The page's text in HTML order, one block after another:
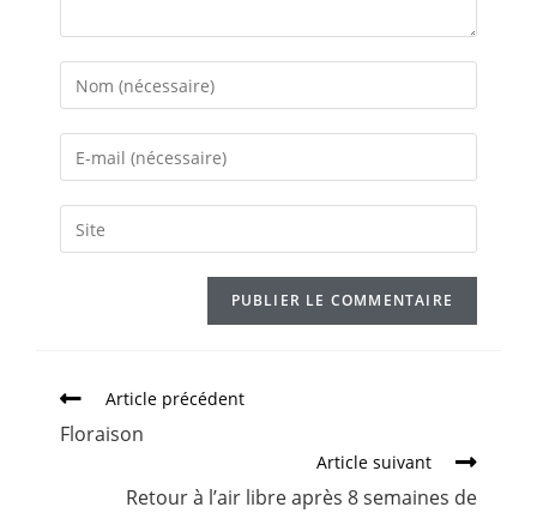
Article précédent
Floraison
Article suivant
Retour à l’air libre après 8 semaines de